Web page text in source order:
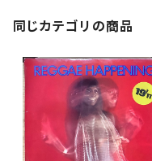
同じカテゴリの商品